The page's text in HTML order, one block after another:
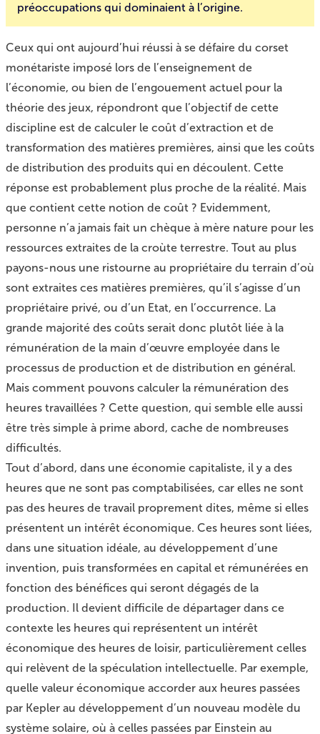
préoccupations qui dominaient à l’origine.
Ceux qui ont aujourd’hui réussi à se défaire du corset
monétariste imposé lors de l’enseignement de
l’économie, ou bien de l’engouement actuel pour la
théorie des jeux, répondront que l’objectif de cette
discipline est de calculer le coût d’extraction et de
transformation des matières premières, ainsi que les coûts
de distribution des produits qui en découlent. Cette
réponse est probablement plus proche de la réalité. Mais
que contient cette notion de coût ? Evidemment,
personne n’a jamais fait un chèque à mère nature pour les
ressources extraites de la croùte terrestre. Tout au plus
payons-nous une ristourne au propriétaire du terrain d’où
sont extraites ces matières premières, qu’il s’agisse d’un
propriétaire privé, ou d’un Etat, en l’occurrence. La
grande majorité des coûts serait donc plutôt liée à la
rémunération de la main d’œuvre employée dans le
processus de production et de distribution en général.
Mais comment pouvons calculer la rémunération des
heures travaillées ? Cette question, qui semble elle aussi
être très simple à prime abord, cache de nombreuses
difficultés.
Tout d’abord, dans une économie capitaliste, il y a des
heures que ne sont pas comptabilisées, car elles ne sont
pas des heures de travail proprement dites, même si elles
présentent un intérêt économique. Ces heures sont liées,
dans une situation idéale, au développement d’une
invention, puis transformées en capital et rémunérées en
fonction des bénéfices qui seront dégagés de la
production. Il devient difficile de départager dans ce
contexte les heures qui représentent un intérêt
économique des heures de loisir, particulièrement celles
qui relèvent de la spéculation intellectuelle. Par exemple,
quelle valeur économique accorder aux heures passées
par Kepler au développement d’un nouveau modèle du
système solaire, où à celles passées par Einstein au